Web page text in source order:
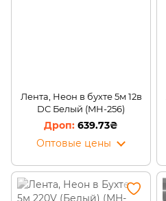
Лента, Неон в бухте 5м 12в
DC Белый (MH-256)
639.73₴
Оптовые цены